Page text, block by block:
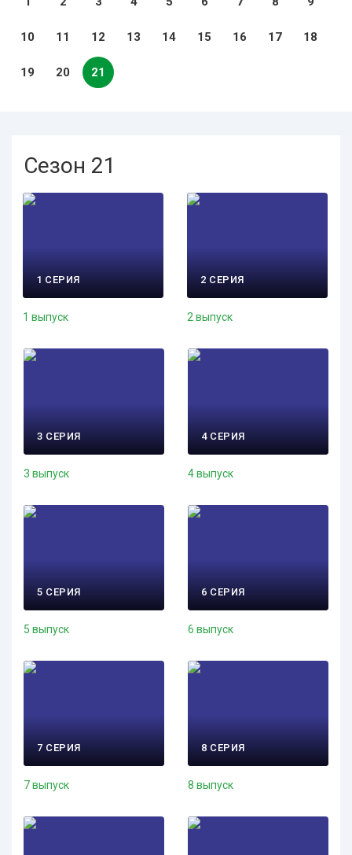
10 11 12 13 14 15 16 17 18
19 20 21
Сезон 21
1 СЕРИЯ
1 выпуск
2 СЕРИЯ
2 выпуск
3 СЕРИЯ
3 выпуск
4 СЕРИЯ
4 выпуск
5 СЕРИЯ
5 выпуск
6 СЕРИЯ
6 выпуск
7 СЕРИЯ
7 выпуск
8 СЕРИЯ
8 выпуск